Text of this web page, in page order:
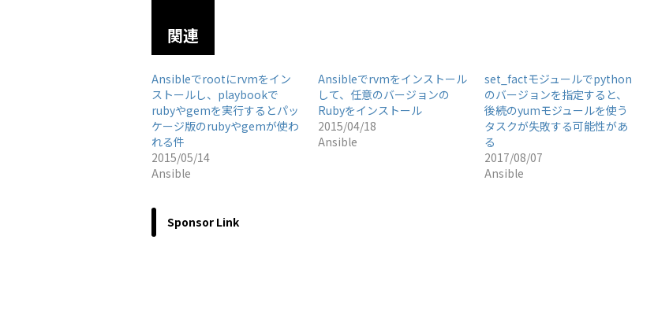
関連
Ansibleでrootにrvmをイン
ストールし、playbookで
rubyやgemを実行するとパッ
ケージ版のrubyやgemが使わ
れる件
2015/05/14
Ansible
Ansibleでrvmをインストール
して、任意のバージョンの
Rubyをインストール
2015/04/18
Ansible
set_factモジュールでpython
のバージョンを指定すると、
後続のyumモジュールを使う
タスクが失敗する可能性があ
る
2017/08/07
Ansible
Sponsor Link